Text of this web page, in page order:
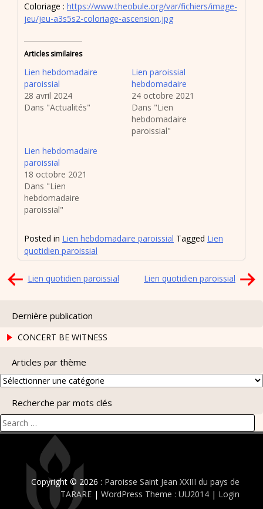
Coloriage : https://www.theobule.org/var/fichiers/image-
jeu/jeu-a3s5s2-coloriage-ascension.jpg
Articles similaires
Lien hebdomadaire
paroissial
28 avril 2024
Dans "Actualités"
Lien paroissial
hebdomadaire
24 octobre 2021
Dans "Lien
hebdomadaire
paroissial"
Lien hebdomadaire
paroissial
18 octobre 2021
Dans "Lien
hebdomadaire
paroissial"
Posted in Lien hebdomadaire paroissial Tagged Lien
quotidien paroissial
Navigation
l’article
Lien quotidien paroissial Lien quotidien paroissial
Dernière publication
CONCERT BE WITNESS
Articles par thème
Articles
thèmeRecherche par mots clés
Search
for:
Copyright © 2026 : Paroisse Saint Jean XXIII du pays de
TARARE | WordPress Theme : UU2014 | Login